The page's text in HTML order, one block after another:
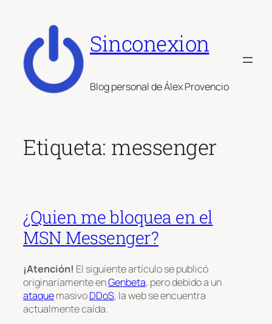
contenido
Sinconexion
Blog personal de Álex Provencio
Etiqueta: messenger
¿Quien me bloquea en el
MSN Messenger?
¡Atención! El siguiente artículo se publicó
originariamente enGenbeta, pero debido a un
ataquemasivoDDoS, la web se encuentra
actualmente caída.